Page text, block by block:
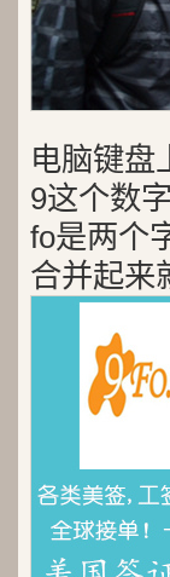
电脑键盘
9这个数
fo是两个
合并起来